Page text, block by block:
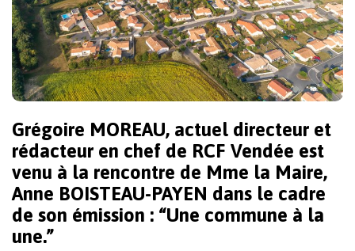
Grégoire MOREAU, actuel directeur et
rédacteur en chef de RCF Vendée est
venu à la rencontre de Mme la Maire,
Anne BOISTEAU-PAYEN dans le cadre
de son émission : “Une commune à la
une.”